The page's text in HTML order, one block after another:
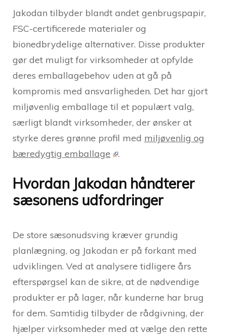
Jakodan tilbyder blandt andet genbrugspapir,
FSC-certificerede materialer og
bionedbrydelige alternativer. Disse produkter
gør det muligt for virksomheder at opfylde
deres emballagebehov uden at gå på
kompromis med ansvarligheden. Det har gjort
miljøvenlig emballage til et populært valg,
særligt blandt virksomheder, der ønsker at
styrke deres grønne profil med miljøvenlig og
bæredygtig emballage
.
Hvordan Jakodan håndterer
sæsonens udfordringer
De store sæsonudsving kræver grundig
planlægning, og Jakodan er på forkant med
udviklingen. Ved at analysere tidligere års
efterspørgsel kan de sikre, at de nødvendige
produkter er på lager, når kunderne har brug
for dem. Samtidig tilbyder de rådgivning, der
hjælper virksomheder med at vælge den rette